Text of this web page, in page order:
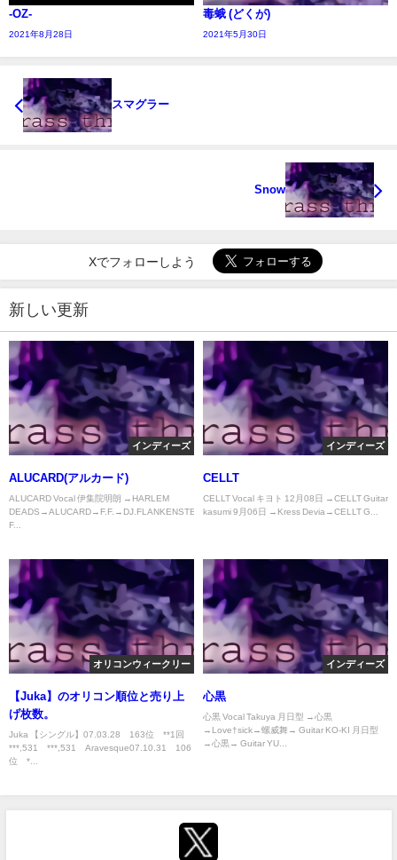
-OZ-
2021年8月28日
毒蛾 (どくが)
2021年5月30日
スマグラー
Snow
Xでフォローしよう
新しい更新
インディーズ
ALUCARD(アルカード)
ALUCARD Vocal 伊集院明朗 →HARLEM
DEADS→ALUCARD→F.F.→DJ.FLANKENSTEIN→FLESH
F...
インディーズ
CELLT
CELLT Vocal キヨト 12月08日 →CELLT Guitar
kasumi 9月06日 →Kress Devia→CELLT G...
オリコンウィークリー
【Juka】のオリコン順位と売り上
げ枚数。
Juka 【シングル】07.03.28 163位 **1回
***,531 ***,531 Aravesque07.10.31 106
位 *...
インディーズ
心黒
心黒 Vocal Takuya 月日型 →心黒
→Love†sick→螺威舞→ Guitar KO-KI 月日型
→心黒→ Guitar YU...